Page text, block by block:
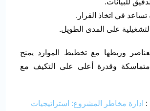
تساعد في اتخاذ القرار.
على المدى الطويل.
وربطها مع تخطيط الموارد يمنح
متماسكة وقدرة أعلى على التكيف مع
: ادارة مخاطر المشروع: استراتيجيات